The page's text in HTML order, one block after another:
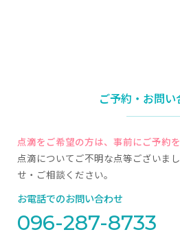
ご予約・お問い
点滴をご希望の方は、事前にご予約
点滴についてご不明な点等ございま
せ・ご相談ください。
お電話でのお問い合わせ
096-287-8733